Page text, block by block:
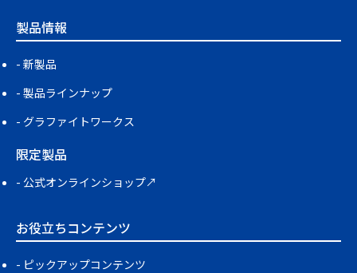
製品情報
新製品
製品ラインナップ
グラファイトワークス
限定製品
公式オンラインショップ↗
お役立ちコンテンツ
ピックアップコンテンツ